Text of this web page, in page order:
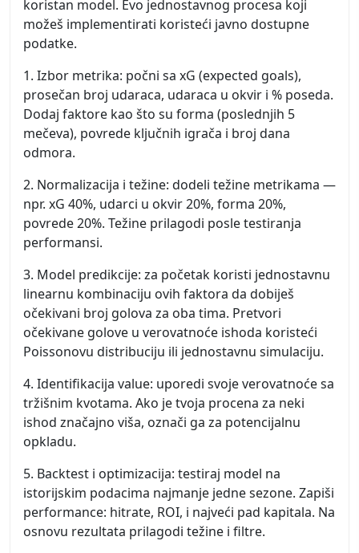
koristan model. Evo jednostavnog procesa koji
možeš implementirati koristeći javno dostupne
podatke.
1. Izbor metrika: počni sa xG (expected goals),
prosečan broj udaraca, udaraca u okvir i % poseda.
Dodaj faktore kao što su forma (poslednjih 5
mečeva), povrede ključnih igrača i broj dana
odmora.
2. Normalizacija i težine: dodeli težine metrikama —
npr. xG 40%, udarci u okvir 20%, forma 20%,
povrede 20%. Težine prilagodi posle testiranja
performansi.
3. Model predikcije: za početak koristi jednostavnu
linearnu kombinaciju ovih faktora da dobiješ
očekivani broj golova za oba tima. Pretvori
očekivane golove u verovatnoće ishoda koristeći
Poissonovu distribuciju ili jednostavnu simulaciju.
4. Identifikacija value: uporedi svoje verovatnoće sa
tržišnim kvotama. Ako je tvoja procena za neki
ishod značajno viša, označi ga za potencijalnu
opkladu.
5. Backtest i optimizacija: testiraj model na
istorijskim podacima najmanje jedne sezone. Zapiši
performance: hitrate, ROI, i najveći pad kapitala. Na
osnovu rezultata prilagodi težine i filtre.